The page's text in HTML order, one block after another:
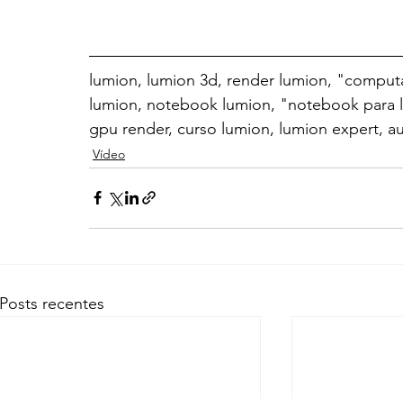
lumion, lumion 3d, render lumion,
lumion, notebook lumion, "notebook
gpu render, curso lumion, lumion expert,
Vídeo
Posts recentes